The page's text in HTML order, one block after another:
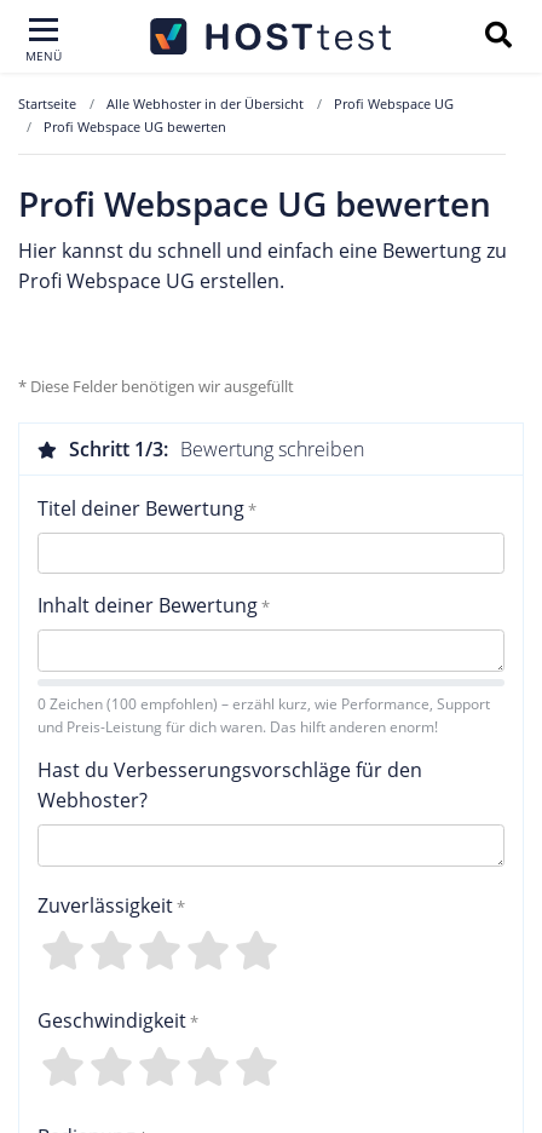
MENÜ
Startseite Alle Webhoster in der Übersicht
Profi Webspace UG
Profi Webspace UG bewerten
Profi Webspace UG bewerten
Hier kannst du schnell und einfach eine Bewertung zu
Profi Webspace UG erstellen.
* Diese Felder benötigen wir ausgefüllt
Schritt 1/3: Bewertung schreiben
Titel deiner Bewertung
Inhalt deiner Bewertung
0 Zeichen (100 empfohlen) – erzähl kurz, wie Performance, Support
und Preis-Leistung für dich waren. Das hilft anderen enorm!
Hast du Verbesserungsvorschläge für den
Webhoster?
Zuverlässigkeit
1
2
3
4
Geschwindigkeit
1
2
3
4